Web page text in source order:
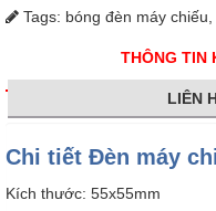
Tags: bóng đèn máy chiếu,
THÔNG TIN
LIÊN
Chi tiết Đèn máy
Kích thước: 55x55mm